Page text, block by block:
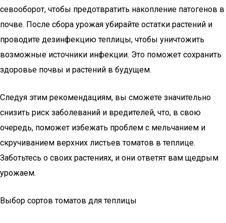
севооборот, чтобы предотвратить накопление патогенов в
почве. После сбора урожая убирайте остатки растений и
проводите дезинфекцию теплицы, чтобы уничтожить
возможные источники инфекции. Это поможет сохранить
здоровье почвы и растений в будущем.
Следуя этим рекомендациям, вы сможете значительно
снизить риск заболеваний и вредителей, что, в свою
очередь, поможет избежать проблем с мельчанием и
скручиванием верхних листьев томатов в теплице.
Заботьтесь о своих растениях, и они ответят вам щедрым
урожаем.
Выбор сортов томатов для теплицы